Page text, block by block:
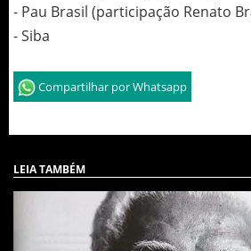
- Pau Brasil (participação Renato
- Siba
Compartilhar por Whatsapp
LEIA TAMBÉM